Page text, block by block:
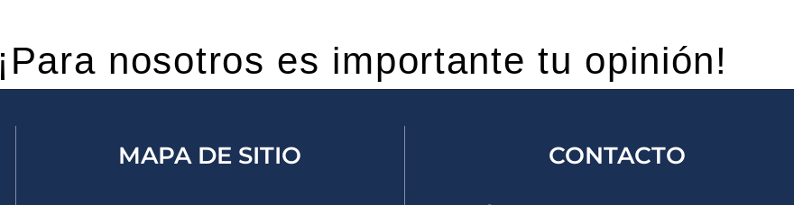
¡Para nosotros es importante tu opinión!
MAPA DE SITIO CONTACTO